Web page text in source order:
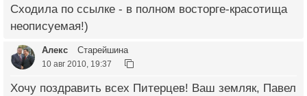
Сходила по ссылке - в полном восторге-красотища
неописуемая!)
Алекс Старейшина
10 авг 2010, 19:37
Хочу поздравить всех Питерцев! Ваш земляк, Павел